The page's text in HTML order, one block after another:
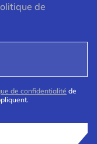
de
de confidentialité de